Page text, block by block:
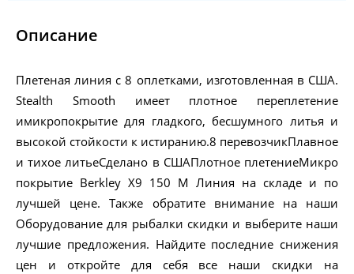
Описание
Плетеная линия с 8 оплетками, изготовленная в США.
Stealth Smooth имеет плотное переплетение
имикропокрытие для гладкого, бесшумного литья и
высокой стойкости к истиранию.8 перевозчикПлавное
и тихое литьеСделано в СШАПлотное плетениеМикро
покрытие Berkley X9 150 M Линия на складе и по
лучшей цене. Также обратите внимание на наши
Оборудование для рыбалки скидки и выберите наши
лучшие предложения. Найдите последние снижения
цен и откройте для себя все наши скидки на